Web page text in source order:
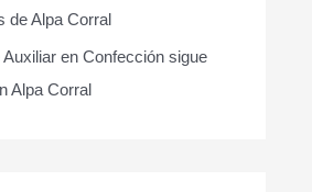
de Alpa Corral
en Confección sigue
Alpa Corral